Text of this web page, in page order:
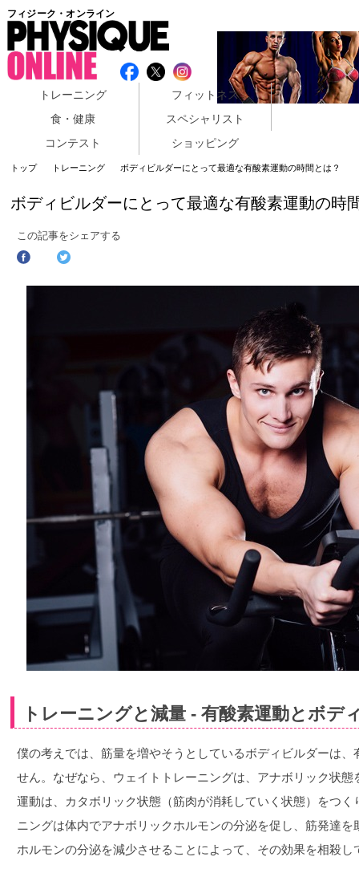
フィジーク・オンライン
トレーニング
フィットネス
食・健康
スペシャリスト
コンテスト
ショッピング
トップ トレーニング ボディビルダーにとって最適な有酸素運動の時間とは？
ボディビルダーにとって最適な有酸素運動の時
この記事をシェアする
トレーニングと減量 - 有酸素運動とボデ
僕の考えでは、筋量を増やそうとしているボディビルダーは
せん。なぜなら、ウェイトトレーニングは、アナボリック状
運動は、カタボリック状態（筋肉が消耗していく状態）をつ
ニングは体内でアナボリックホルモンの分泌を促し、筋発達
ホルモンの分泌を減少させることによって、その効果を相殺し